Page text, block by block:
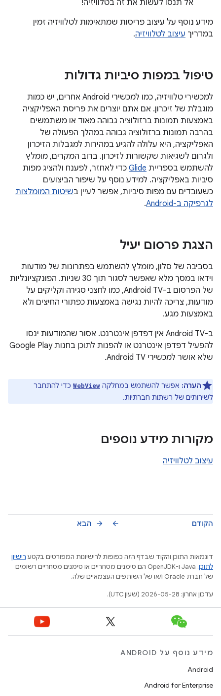
אל תנסו לעשות את זה בטלוויזיה!
מידע נוסף על עיצוב פריסות שמתאימות לטלוויזיה זמין
במדריך עיצוב לטלוויזיה.
טיפול במפות סיביות גדולות
למכשירי טלוויזיה, כמו למכשירי Android אחרים, יש כמות
מוגבלת של זיכרון. אם אתם יוצרים את פריסת האפליקציה
באמצעות תמונות ברזולוציה גבוהה מאוד או משתמשים
בהרבה תמונות ברזולוציה גבוהה במהלך הפעולה של
האפליקציה, היא עלולה להגיע במהירות למגבלות הזיכרון
ולגרום לשגיאות שקשורות לזיכרון. ברוב המקרים, מומלץ
להשתמש בספריית Glide כדי לאחזר, לפענח ולהציג מפות
סיביות באפליקציה. למידע נוסף על שיפור הביצועים
כשעובדים עם מפות סיביות, אפשר לעיין בשיטות המומלצות
לגרפיקה ב-Android
.
הצגת פרסום יעיל
בסביבה של סלון, מומלץ להשתמש בפתרונות של מודעות
וידאו במסך מלא שאפשר לסגור תוך 30 שניות. הפונקציונליות
של הפרסום ב-Android TV, כמו לחצני סגירה וקליקים על
מודעות, צריכה להיות נגישה באמצעות כפתורי החיצים ולא
באמצעות מגע.
ב-Android TV אין דפדפן אינטרנט. אסור שהמודעות ינסו
להפעיל דפדפן אינטרנט או להפנות לתוכן בחנות Google Play
שלא אושר למכשירי Android TV.
הערה: אפשר להשתמש במחלקה WebView כדי להתחבר
לשירותים של רשתות חברתיות.
מקורות מידע נוספים
עיצוב לטלוויזיה
הקודם arrow_back הבא arrow_forward
דוגמאות התוכן והקוד שבדף הזה כפופות לרישיונות המפורטים בקטע רישיון
לתוכן
.‏ Java ו-OpenJDK הם סימנים מסחריים או סימנים מסחריים רשומים
של חברת Oracle ו/או של השותפים העצמאיים שלה.
עדכון אחרון: 2026-05-28 (שעון UTC).
מידע נוסף על ANDROID
Android
Android for Enterprise